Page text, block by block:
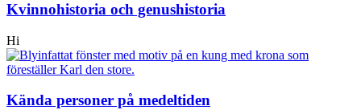
Kvinnohistoria och genushistoria
Hi
Kända personer på medeltiden